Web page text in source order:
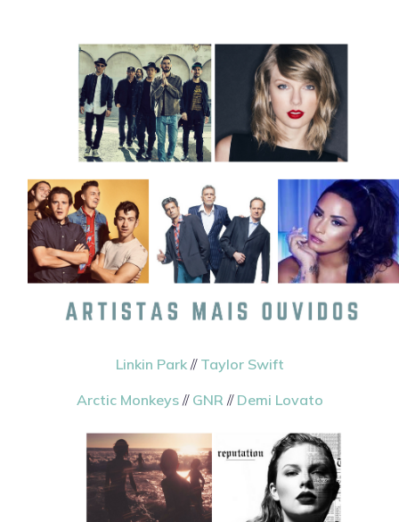
Linkin Park// Taylor Swift
Arctic Monkeys// GNR // Demi Lovato